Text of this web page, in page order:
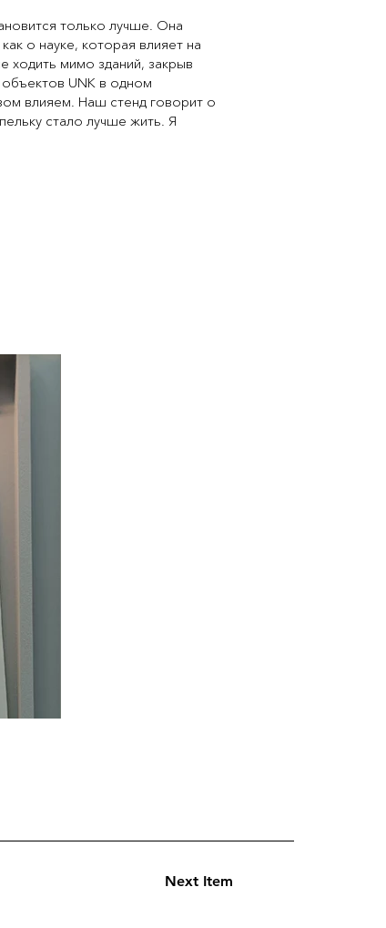
только лучше. Она
о науке, которая влияет на
ходить мимо зданий, закрыв
UNK в одном
влияем. Наш стенд говорит о
стало лучше жить. Я
Next Item